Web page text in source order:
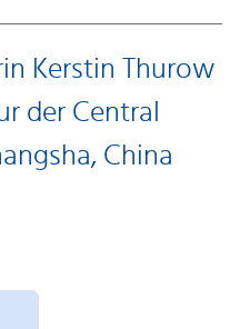
Kerstin Thurow
der Central
China